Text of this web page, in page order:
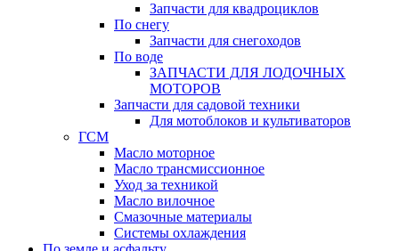
Запчасти для квадроциклов
По снегу
Запчасти для снегоходов
По воде
ЗАПЧАСТИ ДЛЯ ЛОДОЧНЫХ
МОТОРОВ
Запчасти для садовой техники
Для мотоблоков и культиваторов
ГСМ
Масло моторное
Масло трансмиссионное
Уход за техникой
Масло вилочное
Смазочные материалы
Системы охлаждения